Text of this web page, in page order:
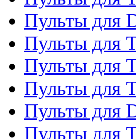
Пульты для
Пульты для
Пульты для
Пульты для
Пульты для
Пульты для